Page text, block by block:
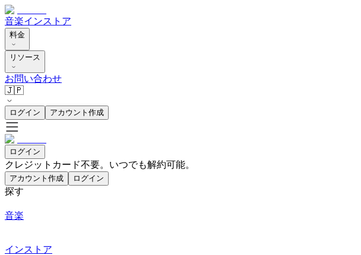
音楽インストア
料金
リソース
お問い合わせ
🇯🇵
ログイン アカウント作成
ログイン
クレジットカード不要。いつでも解約可能。
アカウント作成 ログイン
探す
音楽
インストア